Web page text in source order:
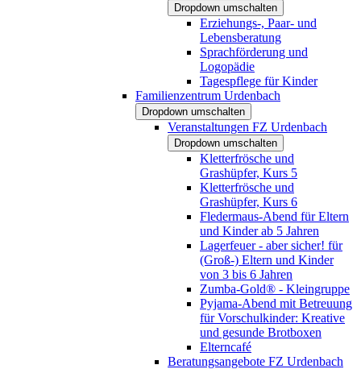
Dropdown umschalten
Erziehungs-, Paar- und
Lebensberatung
Sprachförderung und
Logopädie
Tagespflege für Kinder
Familienzentrum Urdenbach
Dropdown umschalten
Veranstaltungen FZ Urdenbach
Dropdown umschalten
Kletterfrösche und
Grashüpfer, Kurs 5
Kletterfrösche und
Grashüpfer, Kurs 6
Fledermaus-Abend für Eltern
und Kinder ab 5 Jahren
Lagerfeuer - aber sicher! für
(Groß-) Eltern und Kinder
von 3 bis 6 Jahren
Zumba-Gold® - Kleingruppe
Pyjama-Abend mit Betreuung
für Vorschulkinder: Kreative
und gesunde Brotboxen
Elterncafé
Beratungsangebote FZ Urdenbach